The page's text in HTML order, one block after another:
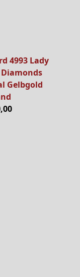
4993 Lady
Gelbgold